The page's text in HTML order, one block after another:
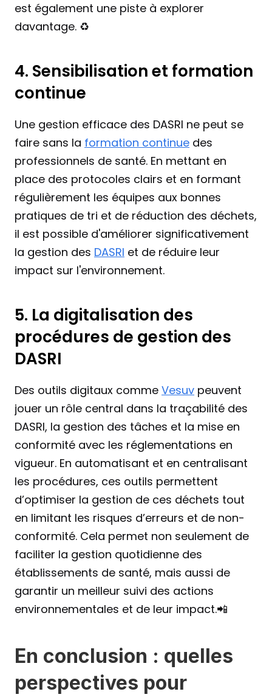
est également une piste à explorer
davantage. ♻️
4. Sensibilisation et formation
continue
Une gestion efficace des DASRI ne peut se
faire sans la formation continue des
professionnels de santé. En mettant en
place des protocoles clairs et en formant
régulièrement les équipes aux bonnes
pratiques de tri et de réduction des déchets,
il est possible d'améliorer significativement
la gestion des DASRI et de réduire leur
impact sur l'environnement.
5. La digitalisation des
procédures de gestion des
DASRI
Des outils digitaux comme Vesuv peuvent
jouer un rôle central dans la traçabilité des
DASRI, la gestion des tâches et la mise en
conformité avec les réglementations en
vigueur. En automatisant et en centralisant
les procédures, ces outils permettent
d’optimiser la gestion de ces déchets tout
en limitant les risques d’erreurs et de non-
conformité. Cela permet non seulement de
faciliter la gestion quotidienne des
établissements de santé, mais aussi de
garantir un meilleur suivi des actions
environnementales et de leur impact.📲
En conclusion : quelles
perspectives pour